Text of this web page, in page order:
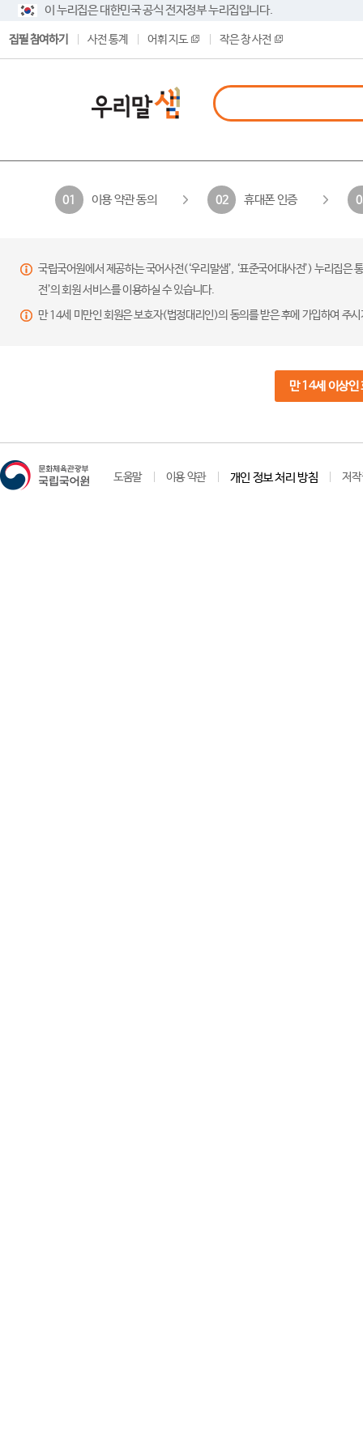
이 누리집은 대한민국 공식 전자정부 누리집입니다.
집필 참여하기 사전 통계 어휘 지도 작은 창 사전
01 이용 약관 동의 02 휴대폰 인증
국립국어원에서 제공하는 국어사전(‘우리말샘’, ‘표준국어대사전’) 누리집
전’의 회원 서비스를 이용하실 수 있습니다.
만 14세 미만인 회원은 보호자(법정대리인)의 동의를 받은 후에 가입하여 주
만 14세 이상인
도움말 이용 약관 개인 정보 처리 방침 저